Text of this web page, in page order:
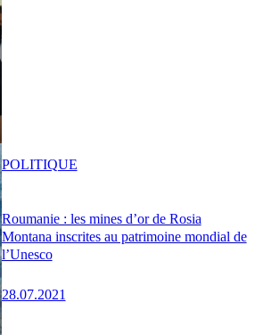
Roumanie : les mines d’or de Rosia
Montana inscrites au patrimoine mondial de
l’Unesco
28.07.2021
POLITIQUE